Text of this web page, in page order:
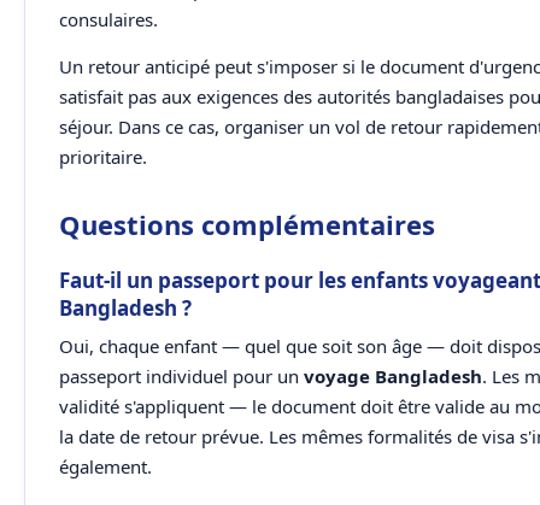
consulaires.
Un retour anticipé peut s'imposer si le document
satisfait pas aux exigences des autorités bangladaises
séjour. Dans ce cas, organiser un vol de retour
prioritaire.
Questions complémentaires
Faut-il un passeport pour les enfants
Bangladesh ?
Oui, chaque enfant — quel que soit son âge — doit
passeport individuel pour un voyage Bangladesh. Les
validité s'appliquent — le document doit être valide au
la date de retour prévue. Les mêmes formalités de visa
également.